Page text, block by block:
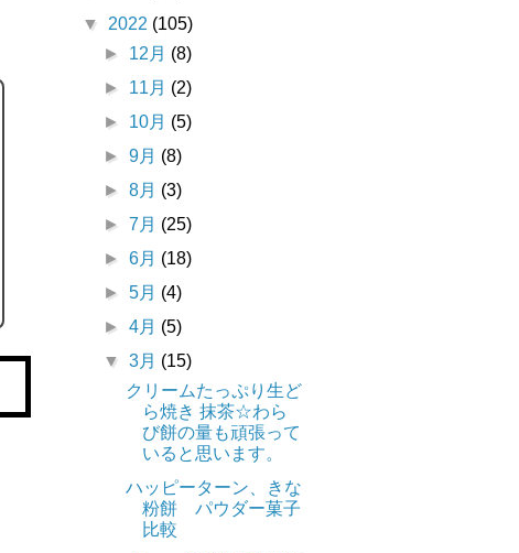
▼ 2022 (105)
► 12月 (8)
► 11月 (2)
► 10月 (5)
►9月 (8)
►8月 (3)
►7月 (25)
►6月 (18)
►5月 (4)
►4月 (5)
▼3月 (15)
クリームたっぷり生ど
ら焼き 抹茶☆わら
び餅の量も頑張って
いると思います。
ハッピーターン、きな
粉餅 パウダー菓子
比較